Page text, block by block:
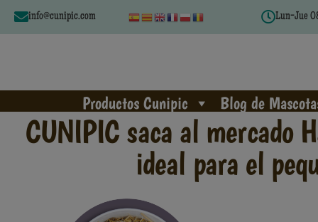
info@cunipic.com Lun-Jue
Productos Cunipic Blog de
CUNIPIC saca al mercado
ideal para el